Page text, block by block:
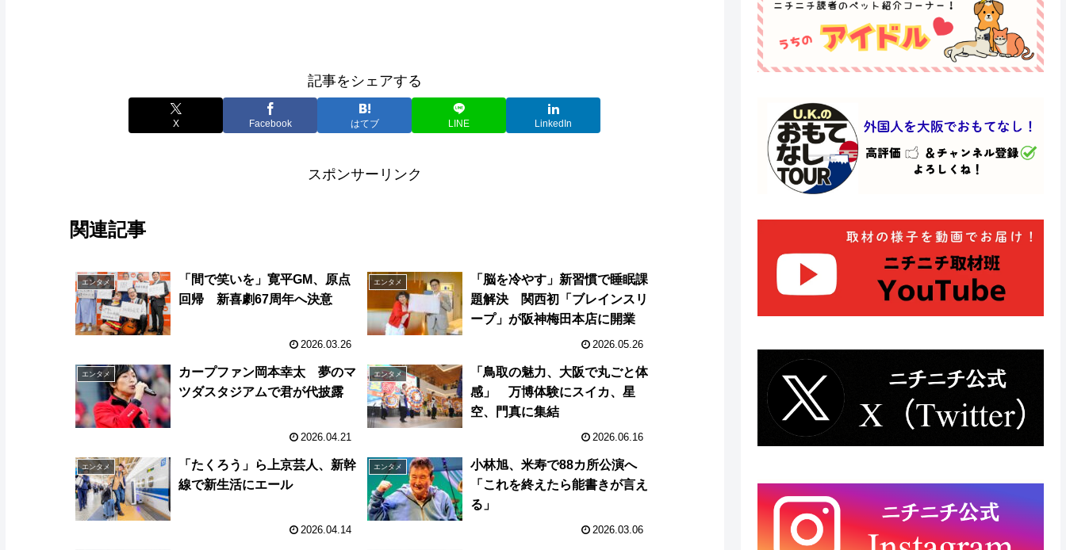
記事をシェアする
X Facebook はてブ LINE LinkedIn
スポンサーリンク
関連記事
エンタメ
「間で笑いを」寛平GM、原点
回帰 新喜劇67周年へ決意
2026.03.26
エンタメ
「脳を冷やす」新習慣で睡眠課
題解決 関西初「ブレインスリ
ープ」が阪神梅田本店に開業
2026.05.26
エンタメ
カープファン岡本幸太 夢のマ
ツダスタジアムで君が代披露
2026.04.21
エンタメ
「鳥取の魅力、大阪で丸ごと体
感」 万博体験にスイカ、星
空、門真に集結
2026.06.16
エンタメ
「たくろう」ら上京芸人、新幹
線で新生活にエール
2026.04.14
エンタメ
小林旭、米寿で88カ所公演へ
「これを終えたら能書きが言え
る」
2026.03.06